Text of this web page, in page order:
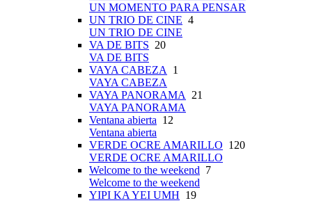
UN MOMENTO PARA PENSAR
UN TRIO DE CINE 4
UN TRIO DE CINE
VA DE BITS 20
VA DE BITS
VAYA CABEZA
1
VAYA CABEZA
VAYA PANORAMA
21
VAYA PANORAMA
Ventana abierta 12
Ventana abierta
VERDE OCRE AMARILLO 120
VERDE OCRE AMARILLO
Welcome to the weekend 7
Welcome to the weekend
YIPI KA YEI UMH 19